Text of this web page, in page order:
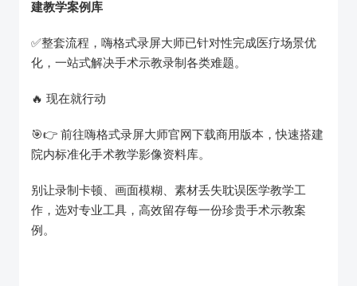
建教学案例库
✅整套流程，嗨格式录屏大师已针对性完成医疗场景优
化，一站式解决手术示教录制各类难题。
🔥 现在就行动
🎯👉️ 前往嗨格式录屏大师官网下载商用版本，快速搭建
院内标准化手术教学影像资料库。
别让录制卡顿、画面模糊、素材丢失耽误医学教学工
作，选对专业工具，高效留存每一份珍贵手术示教案
例。